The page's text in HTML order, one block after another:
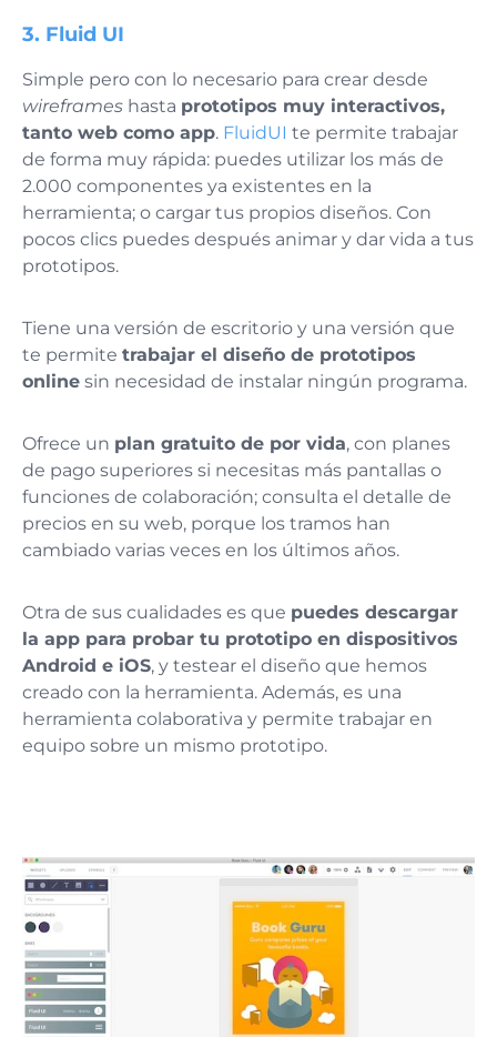
3. Fluid UI
Simple pero con lo necesario para crear desde
wireframes hasta prototipos muy interactivos,
tanto web como app. FluidUI te permite trabajar
de forma muy rápida: puedes utilizar los más de
2.000 componentes ya existentes en la
herramienta; o cargar tus propios diseños. Con
pocos clics puedes después animar y dar vida a tus
prototipos.
Tiene una versión de escritorio y una versión que
te permite trabajar el diseño de prototipos
online sin necesidad de instalar ningún programa.
Ofrece un plan gratuito de por vida, con planes
de pago superiores si necesitas más pantallas o
funciones de colaboración; consulta el detalle de
precios en su web, porque los tramos han
cambiado varias veces en los últimos años.
Otra de sus cualidades es que puedes descargar
la app para probar tu prototipo en dispositivos
Android e iOS, y testear el diseño que hemos
creado con la herramienta. Además, es una
herramienta colaborativa y permite trabajar en
equipo sobre un mismo prototipo.